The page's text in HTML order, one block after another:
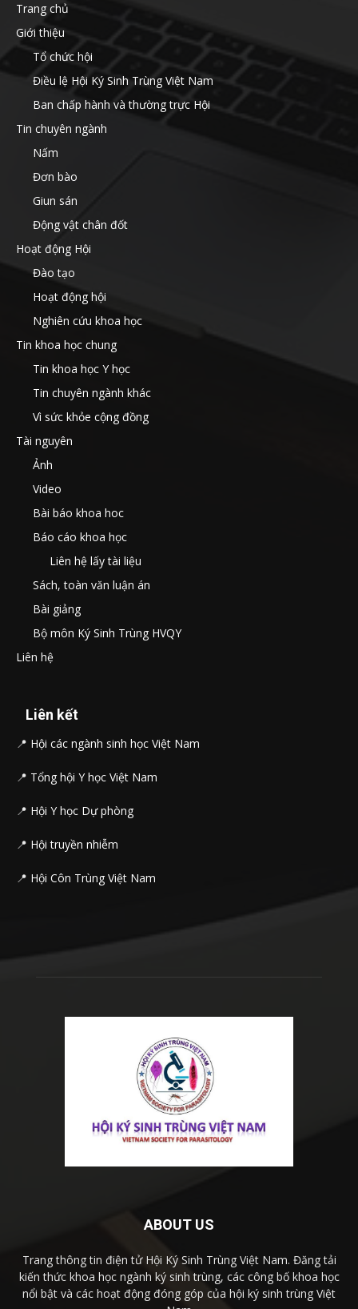
Trang chủ
Giới thiệu
Tổ chức hội
Điều lệ Hội Ký Sinh Trùng Việt Nam
Ban chấp hành và thường trực Hội
Tin chuyên ngành
Nấm
Đơn bào
Giun sán
Động vật chân đốt
Hoạt động Hội
Đào tạo
Hoạt động hội
Nghiên cứu khoa học
Tin khoa học chung
Tin khoa học Y học
Tin chuyên ngành khác
Vì sức khỏe cộng đồng
Tài nguyên
Ảnh
Video
Bài báo khoa hoc
Báo cáo khoa học
Liên hệ lấy tài liệu
Sách, toàn văn luận án
Bài giảng
Bộ môn Ký Sinh Trùng HVQY
Liên hệ
Liên kết
📍 Hội các ngành sinh học Việt Nam
📍 Tổng hội Y học Việt Nam
📍 Hội Y học Dự phòng
📍 Hội truyền nhiễm
📍 Hội Côn Trùng Việt Nam
ABOUT US
Trang thông tin điện tử Hội Ký Sinh Trùng Việt Nam. Đăng tải
kiến thức khoa học ngành ký sinh trùng, các công bố khoa học
nổi bật và các hoạt động đóng góp của hội ký sinh trùng Việt